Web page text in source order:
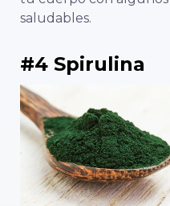
saludables.
#4 Spirulina